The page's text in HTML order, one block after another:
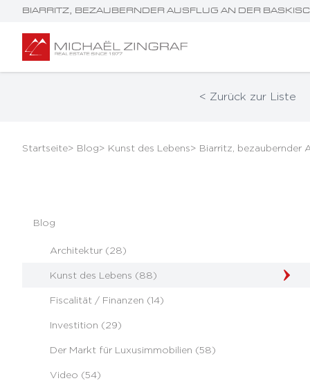
BIARRITZ, BEZAUBERNDER AUSFLUG AN DER
< Zurück zur Liste
Startseite> Blog> Kunst des Lebens> Biarritz, bezaubernder
Blog
Architektur (28)
Kunst des Lebens (88)
Fiscalität / Finanzen (14)
Investition (29)
Der Markt für Luxusimmobilien (58)
Video (54)